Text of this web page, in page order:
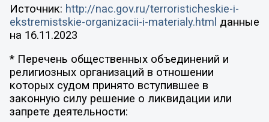
Источник: http://nac.gov.ru/terroristicheskie-i-
ekstremistskie-organizacii-i-materialy.html данные
на 16.11.2023
* Перечень общественных объединений и
религиозных организаций в отношении
которых судом принято вступившее в
законную силу решение о ликвидации или
запрете деятельности: